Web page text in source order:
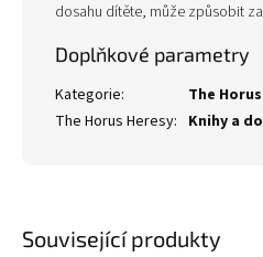
Související produkty
dosahu dítěte, může způsobit
Doplňkové parametry
Kategorie:
The
The Horus Heresy: Knihy a